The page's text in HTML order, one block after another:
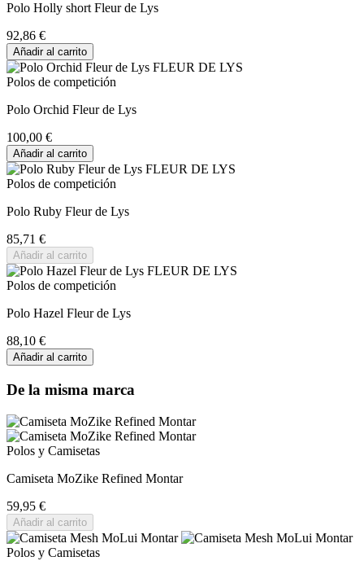
Polo Holly short Fleur de Lys
92,86 €
Añadir al carrito
Polos de competición
Polo Orchid Fleur de Lys
100,00 €
Añadir al carrito
Polos de competición
Polo Ruby Fleur de Lys
85,71 €
Añadir al carrito
Polos de competición
Polo Hazel Fleur de Lys
88,10 €
Añadir al carrito
De la misma marca
Polos y Camisetas
Camiseta MoZike Refined Montar
59,95 €
Añadir al carrito
Polos y Camisetas